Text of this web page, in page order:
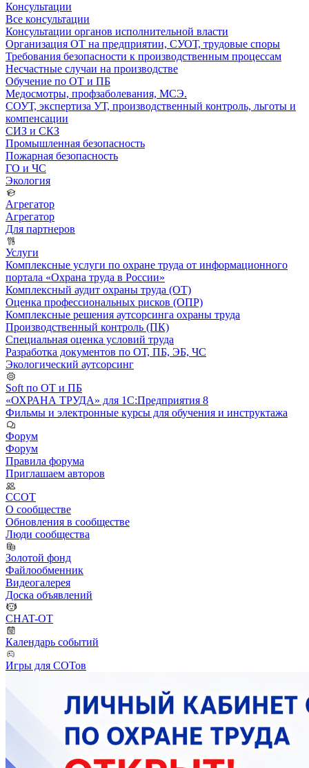
Консультации
Все консультации
Консультации органов исполнительной власти
Организация ОТ на предприятии, СУОТ, трудовые споры
Требования безопасности к производственным процессам
Несчастные случаи на производстве
Обучение по ОТ и ПБ
Медосмотры, профзаболевания, МСЭ.
СОУТ, экспертиза УТ, производственный контроль, льготы и
компенсации
СИЗ и СКЗ
Промышленная безопасность
Пожарная безопасность
ГО и ЧС
Экология
Агрегатор
Агрегатор
Для партнеров
Услуги
Комплексные услуги по охране труда от информационного
портала «Охрана труда в России»
Комплексный аудит охраны труда (ОТ)
Оценка профессиональных рисков (ОПР)
Комплексные решения аутсорсинга охраны труда
Производственный контроль (ПК)
Специальная оценка условий труда
Разработка документов по ОТ, ПБ, ЭБ, ЧС
Экологический аутсорсинг
Soft по ОТ и ПБ
«ОХРАНА ТРУДА» для 1С:Предприятия 8
Фильмы и электронные курсы для обучения и инструктажа
Форум
Форум
Правила форума
Приглашаем авторов
ССОТ
О сообществе
Обновления в сообществе
Люди сообщества
Золотой фонд
Файлообменник
Видеогалерея
Доска объявлений
CHAT-OT
Календарь событий
Игры для СОТов